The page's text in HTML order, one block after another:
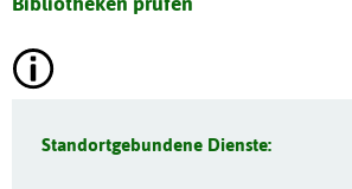
Standortgebundene Dienste: